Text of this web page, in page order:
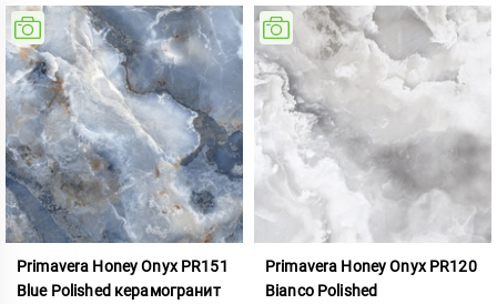
Primavera Honey Onyx PR151
Blue Polished керамогранит
Primavera Honey Onyx PR120
Bianco Polished